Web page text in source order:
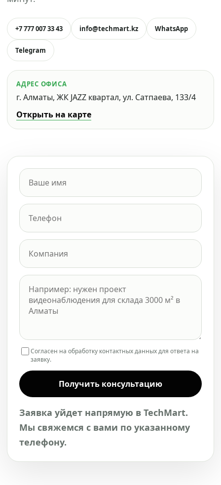
+7 777 007 33 43 info@techmart.kz WhatsApp
Telegram
АДРЕС ОФИСА
г. Алматы, ЖК JAZZ квартал, ул. Сатпаева, 133/4
Открыть на карте
Согласен на обработку контактных данных для ответа на
заявку.
Получить консультацию
Заявка уйдет напрямую в TechMart.
Мы свяжемся с вами по указанному
телефону.